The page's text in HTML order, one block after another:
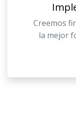
Creemos
la mejor